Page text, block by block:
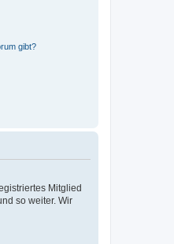
gibt?
Mitglied
so weiter. Wir